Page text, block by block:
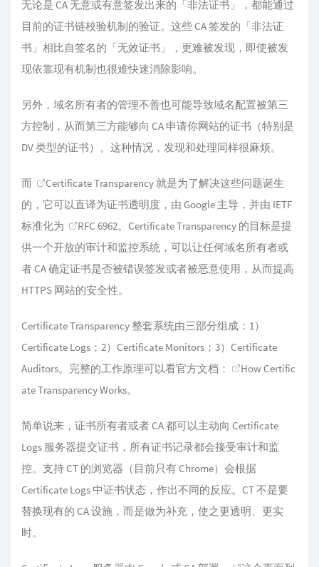
无论是 CA 无意或有意签发出来的「非法证书」，都能通过
目前的证书链校验机制的验证。这些 CA 签发的「非法证
书」相比自签名的「无效证书」，更难被发现，即使被发
现依靠现有机制也很难快速消除影响。
另外，域名所有者的管理不善也可能导致域名配置被第三
方控制，从而第三方能够向 CA 申请你网站的证书（特别是
DV 类型的证书）。这种情况，发现和处理同样很麻烦。
而 Certificate Transparency就是为了解决这些问题诞生
的，它可以直译为证书透明度，由 Google 主导，并由 IETF
标准化为
RFC 6962。Certificate Transparency 的目标是提
供一个开放的审计和监控系统，可以让任何域名所有者或
者 CA 确定证书是否被错误签发或者被恶意使用，从而提高
HTTPS 网站的安全性。
Certificate Transparency 整套系统由三部分组成：1）
Certificate Logs；2）Certificate Monitors；3）Certificate
Auditors。完整的工作原理可以看官方文档：
How Certific
ate Transparency Works。
简单说来，证书所有者或者 CA 都可以主动向 Certificate
Logs 服务器提交证书，所有证书记录都会接受审计和监
控。支持 CT 的浏览器（目前只有 Chrome）会根据
Certificate Logs 中证书状态，作出不同的反应。CT 不是要
替换现有的 CA 设施，而是做为补充，使之更透明、更实
时。